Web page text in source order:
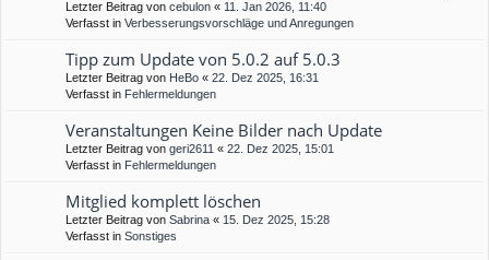
Letzter Beitrag von cebulon « 11. Jan 2026, 11:40
Verfasst in Verbesserungsvorschläge und Anregungen
Tipp zum Update von 5.0.2 auf 5.0.3
Letzter Beitrag von HeBo « 22. Dez 2025, 16:31
Verfasst in Fehlermeldungen
Veranstaltungen Keine Bilder nach Update
Letzter Beitrag von geri2611 « 22. Dez 2025, 15:01
Verfasst in Fehlermeldungen
Mitglied komplett löschen
Letzter Beitrag von Sabrina « 15. Dez 2025, 15:28
Verfasst in Sonstiges